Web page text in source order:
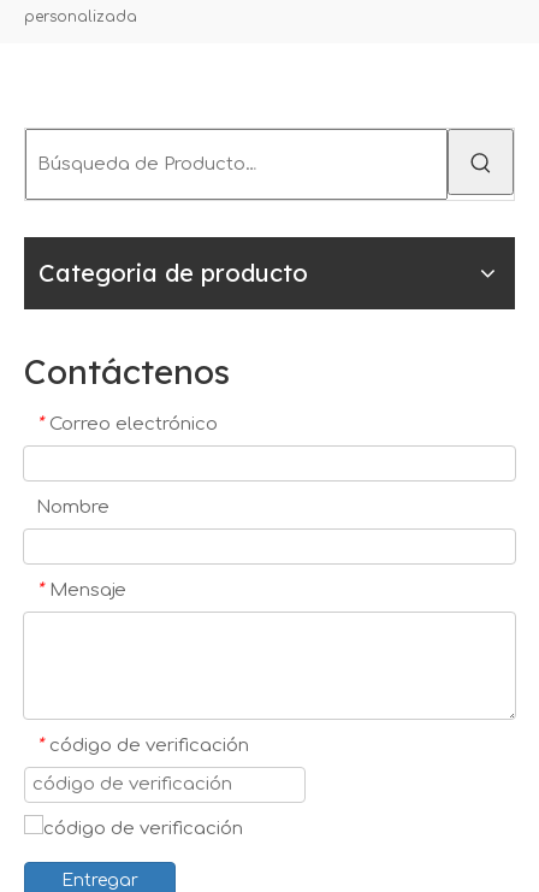
personalizada
Categoria de producto
Contáctenos
* Correo electrónico
Nombre
* Mensaje
* código de verificación
Entregar